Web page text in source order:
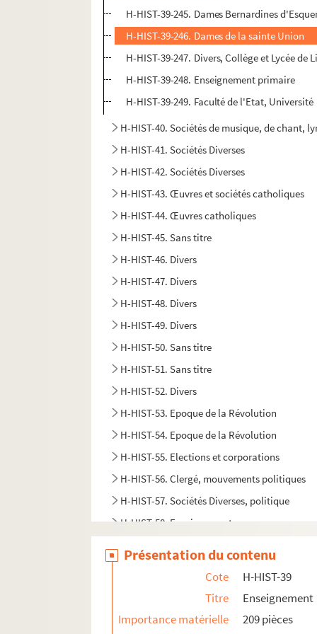
H-HIST-39-245. Dames Bernardines
H-HIST-39-246. Dames de la sainte Union
H-HIST-39-247. Divers, Collège et Lycée de
H-HIST-39-248. Enseignement primaire
H-HIST-39-249. Faculté de l'Etat, Université
H-HIST-40. Sociétés de musique, de chant,
H-HIST-41. Sociétés Diverses
H-HIST-42. Sociétés Diverses
H-HIST-43. Œuvres et sociétés catholiques
H-HIST-44. Œuvres catholiques
H-HIST-45. Sans titre
H-HIST-46. Divers
H-HIST-47. Divers
H-HIST-48. Divers
H-HIST-49. Divers
H-HIST-50. Sans titre
H-HIST-51. Sans titre
H-HIST-52. Divers
H-HIST-53. Epoque de la Révolution
H-HIST-54. Epoque de la Révolution
H-HIST-55. Elections et corporations
H-HIST-56. Clergé, mouvements politiques
H-HIST-57. Sociétés Diverses, politique
H-HIST-58. Enseignement
Présentation du contenu
Cote
H-HIST-39
Titre
Enseignement
Importance matérielle
209 pièces